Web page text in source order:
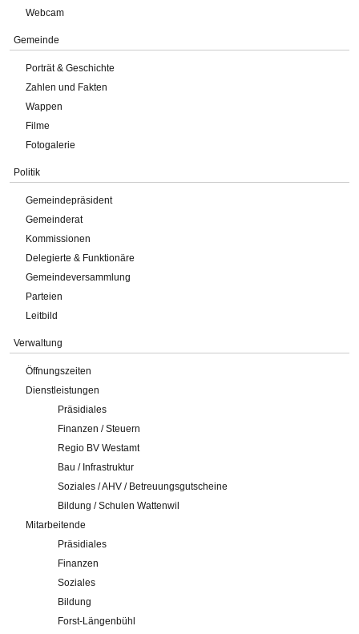
Webcam
Gemeinde
Porträt & Geschichte
Zahlen und Fakten
Wappen
Filme
Fotogalerie
Politik
Gemeindepräsident
Gemeinderat
Kommissionen
Delegierte & Funktionäre
Gemeindeversammlung
Parteien
Leitbild
Verwaltung
Öffnungszeiten
Dienstleistungen
Präsidiales
Finanzen / Steuern
Regio BV Westamt
Bau / Infrastruktur
Soziales / AHV / Betreuungsgutscheine
Bildung / Schulen Wattenwil
Mitarbeitende
Präsidiales
Finanzen
Soziales
Bildung
Forst-Längenbühl